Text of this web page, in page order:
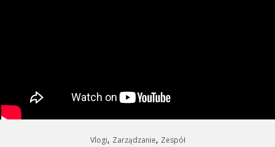
Vlogi, Zarządzanie, Zespół